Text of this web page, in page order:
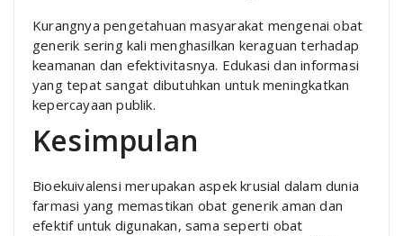
Kurangnya pengetahuan masyarakat mengenai obat
generik sering kali menghasilkan keraguan terhadap
keamanan dan efektivitasnya. Edukasi dan informasi
yang tepat sangat dibutuhkan untuk meningkatkan
kepercayaan publik.
Kesimpulan
Bioekuivalensi merupakan aspek krusial dalam dunia
farmasi yang memastikan obat generik aman dan
efektif untuk digunakan, sama seperti obat